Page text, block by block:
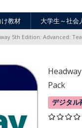
教材 大学生～社会
5th Edition: Advanced:
Pack
デジタル